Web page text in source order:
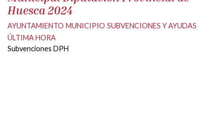
Huesca 2024
AYUNTAMIENTO MUNICIPIO SUBVENCIONES Y AYUDAS
ÚLTIMA HORA
Subvenciones DPH